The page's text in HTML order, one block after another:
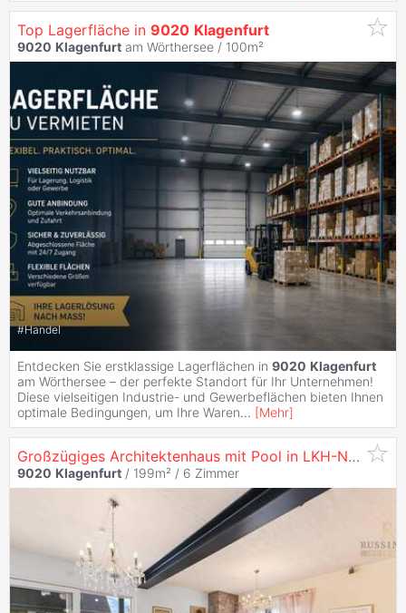
Top Lagerfläche in 9020 Klagenfurt
9020 Klagenfurt am Wörthersee / 100m²
#Handel
Entdecken Sie erstklassige Lagerflächen in 9020 Klagenfurt
am Wörthersee – der perfekte Standort für Ihr Unternehmen!
Diese vielseitigen Industrie- und Gewerbeflächen bieten Ihnen
optimale Bedingungen, um Ihre Waren... [Mehr]
Großzügiges Architektenhaus mit Pool in LKH-Nähe #Zentrumsnähe #
9020 Klagenfurt / 199m² / 6 Zimmer